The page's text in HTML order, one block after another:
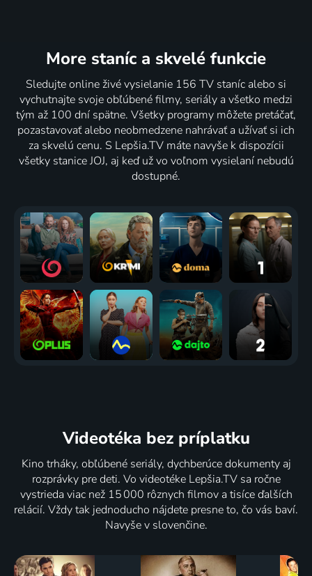
More staníc a skvelé funkcie
Sledujte online živé vysielanie 156 TV staníc alebo si
vychutnajte svoje obľúbené filmy, seriály a všetko medzi
tým až 100 dní spätne. Všetky programy môžete pretáčať,
pozastavovať alebo neobmedzene nahrávať a užívať si ich
za skvelú cenu. S Lepšia.TV máte navyše k dispozícii
všetky stanice JOJ, aj keď už vo voľnom vysielaní nebudú
dostupné.
Videotéka bez príplatku
Kino trháky, obľúbené seriály, dychberúce dokumenty aj
rozprávky pre deti. Vo videotéke Lepšia.TV sa ročne
vystrieda viac než 15 000 rôznych filmov a tisíce ďalších
relácií. Vždy tak jednoducho nájdete presne to, čo vás baví.
Navyše v slovenčine.